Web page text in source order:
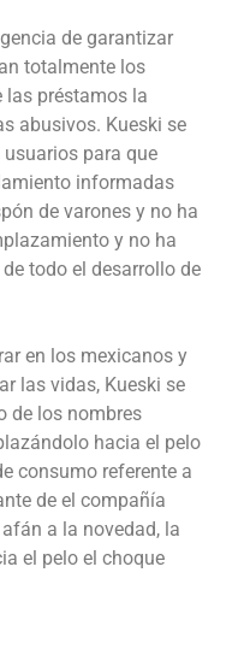
de garantizar
totalmente los
las préstamos la
abusivos. Kueski se
para que
informadas
de varones y no ha
y no ha
todo el desarrollo de
en los mexicanos y
las vidas, Kueski se
de los nombres
hacia el pelo
consumo referente a
de el compañía
a la novedad, la
el pelo el choque